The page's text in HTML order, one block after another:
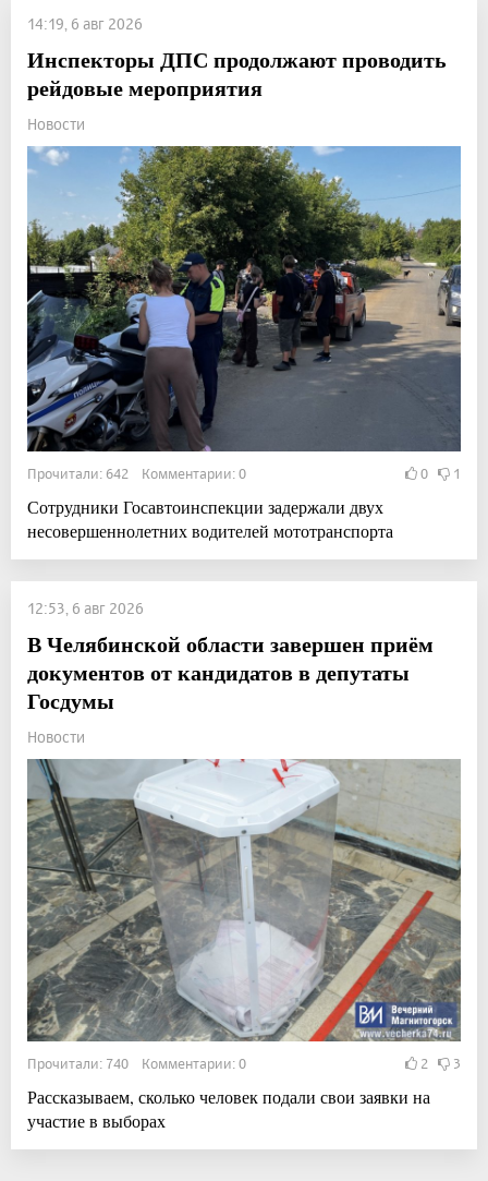
14:19, 6 авг 2026
Инспекторы ДПС продолжают проводить
рейдовые мероприятия
Новости
Прочитали: 642 Комментарии: 0 0 1
Сотрудники Госавтоинспекции задержали двух
несовершеннолетних водителей мототранспорта
12:53, 6 авг 2026
В Челябинской области завершен приём
документов от кандидатов в депутаты
Госдумы
Новости
Прочитали: 740 Комментарии: 0 2 3
Рассказываем, сколько человек подали свои заявки на
участие в выборах